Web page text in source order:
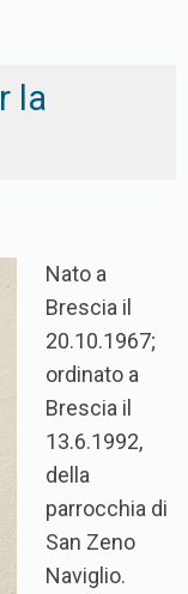
la
Nato a
Brescia il
20.10.1967;
ordinato a
Brescia il
13.6.1992,
della
parrocchia di
San Zeno
Naviglio.